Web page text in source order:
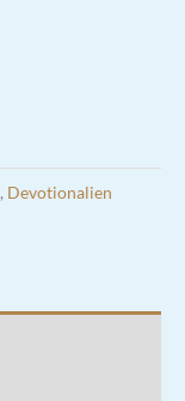
, Devotionalien